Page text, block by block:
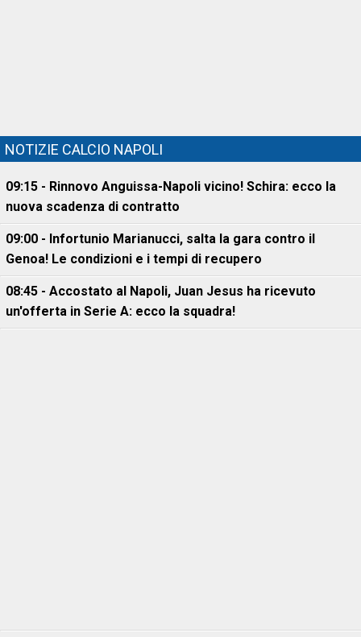
NOTIZIE CALCIO NAPOLI
09:15 - Rinnovo Anguissa-Napoli vicino! Schira: ecco la
nuova scadenza di contratto
09:00 - Infortunio Marianucci, salta la gara contro il
Genoa! Le condizioni e i tempi di recupero
08:45 - Accostato al Napoli, Juan Jesus ha ricevuto
un'offerta in Serie A: ecco la squadra!